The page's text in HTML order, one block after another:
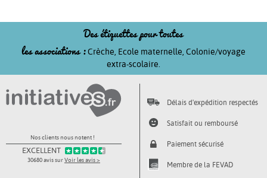
Idéales pour :
les chaussures de tous les jours, mais aussi les chaussures
de sport : baskets de foot, chaussons de danse, bottes
d'équitation…
Des étiquettes pour toutes
les associations :Crèche, Ecole maternelle, Colonie/voyage
extra-scolaire.
Nos clients nous notent !
EXCELLENT
30680 avis surVoir les avis >
Délais d'expédition respectés
Satisfait ou remboursé
Paiement sécurisé
Membre de la FEVAD